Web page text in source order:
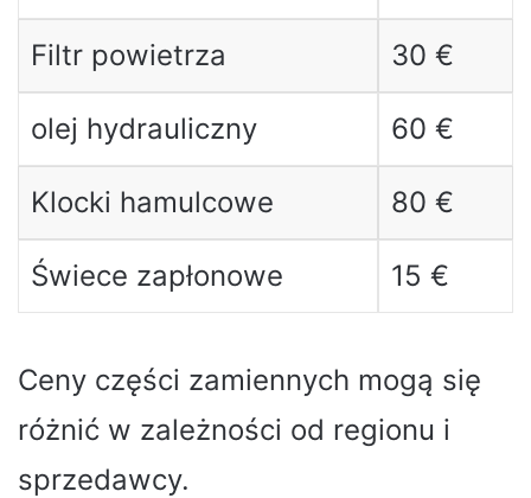
Filtr powietrza 30 €
olej hydrauliczny 60 €
Klocki hamulcowe 80 €
Świece zapłonowe 15 €
Ceny części zamiennych mogą się
różnić w zależności od regionu i
sprzedawcy.